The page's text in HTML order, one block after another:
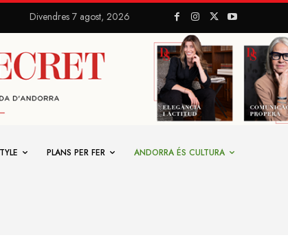
Divendres 7 agost, 2026
PLANS PER FER ANDORRA ÉS CULTURA